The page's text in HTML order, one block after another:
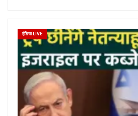
इंडिया LIVE